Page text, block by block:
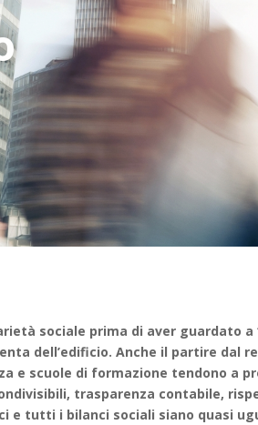
sociale prima di aver guardato a
dell’edificio. Anche il partire dal
e scuole di formazione tendono a
trasparenza contabile,
e tutti i bilanci sociali siano quasi